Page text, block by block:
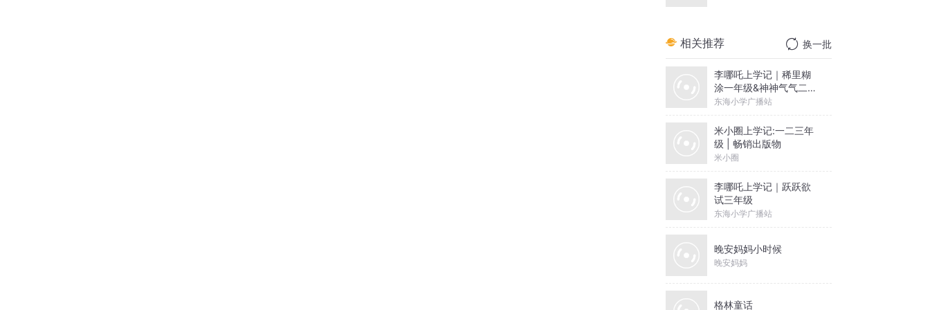
相关推荐 换一批
李哪吒上学记｜稀里糊
涂一年级&神神气气二年
级
东海小学广播站
米小圈上学记:一二三年
级 | 畅销出版物
米小圈
李哪吒上学记｜跃跃欲
试三年级
东海小学广播站
晚安妈妈小时候
晚安妈妈
格林童话